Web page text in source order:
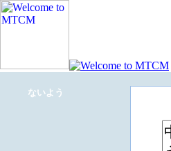
ないよう